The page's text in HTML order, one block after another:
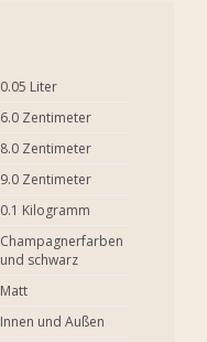
0.05 Liter
6.0 Zentimeter
8.0 Zentimeter
9.0 Zentimeter
0.1 Kilogramm
Champagnerfarben
und schwarz
Matt
Innen und Außen